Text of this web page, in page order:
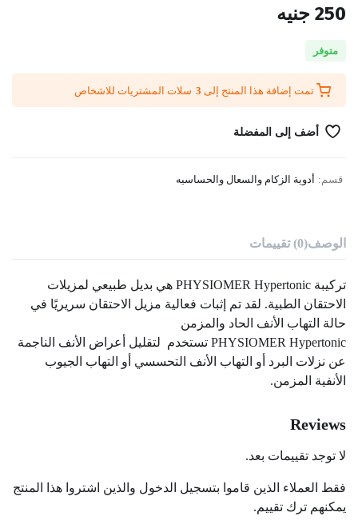
250 جنيه
متوفر
تمت إضافة هذا المنتج إلى 3 سلات المشتريات للاشخاص
أضف إلى المفضلة
قسم: أدوية الزكام والسعال والحساسيه
الوصف(0) تقييمات
تركيبة PHYSIOMER Hypertonic هي بديل طبيعي لمزيلات
الاحتقان الطبية. لقد تم إثبات فعالية مزيل الاحتقان سريريًا في
حالة التهاب الأنف الحاد والمزمن
PHYSIOMER Hypertonic تستخدم لتقليل أعراض الأنف الناجمة
عن نزلات البرد أو التهاب الأنف التحسسي أو التهاب الجيوب
الأنفية المزمن.
Reviews
لا توجد تقييمات بعد.
فقط العملاء الذين قاموا بتسجيل الدخول والذين اشتروا هذا المنتج
يمكنهم ترك تقييم.